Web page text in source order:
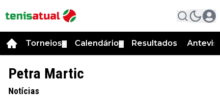
Torneios Calendário Resultados
Petra Martic
Notícias